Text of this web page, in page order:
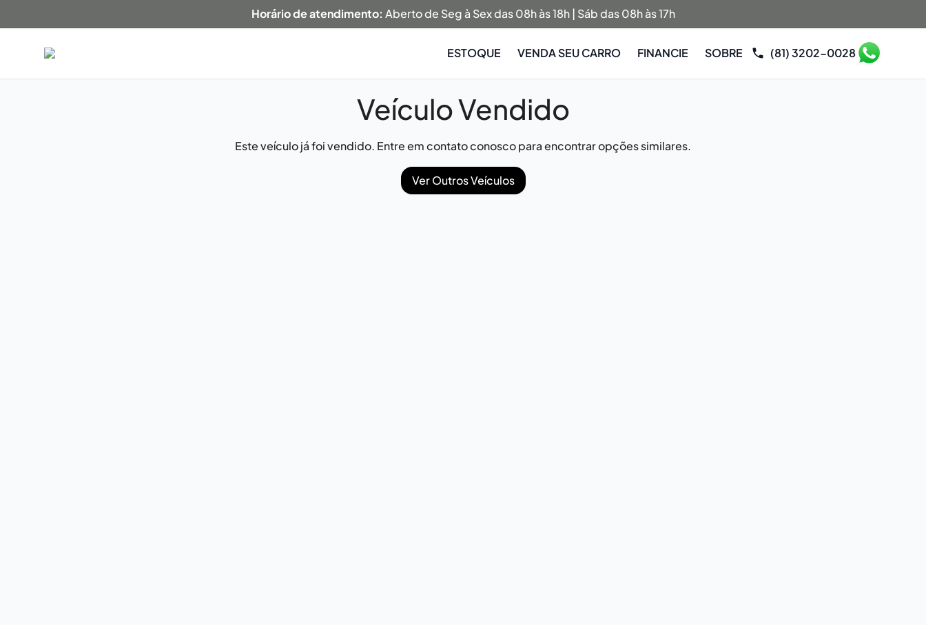
Horário de atendimento: Aberto de Seg à Sex das 08h às 18h | Sáb das 08h às 17h
ESTOQUE VENDA SEU CARRO FINANCIE SOBRE (81) 3202-0028
Veículo Vendido
Este veículo já foi vendido. Entre em contato conosco para encontrar opções similares.
Ver Outros Veículos